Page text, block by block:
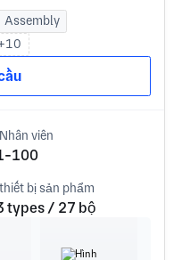
Assembly
Nhân viên
100
thiết bị sản phẩm
types / 27 bộ